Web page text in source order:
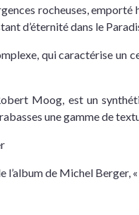
rocheuses,
d’éternité dans le
qui caractérise un
Moog, est un
une gamme de
l’album de Michel Berger,